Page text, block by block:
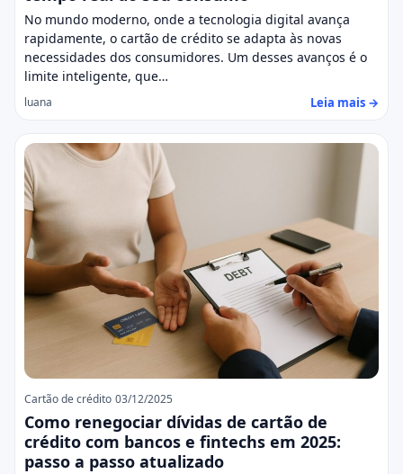
No mundo moderno, onde a tecnologia digital avança
rapidamente, o cartão de crédito se adapta às novas
necessidades dos consumidores. Um desses avanços é o
limite inteligente, que…
luana Leia mais →
Cartão de crédito 03/12/2025
Como renegociar dívidas de cartão de
crédito com bancos e fintechs em 2025:
passo a passo atualizado